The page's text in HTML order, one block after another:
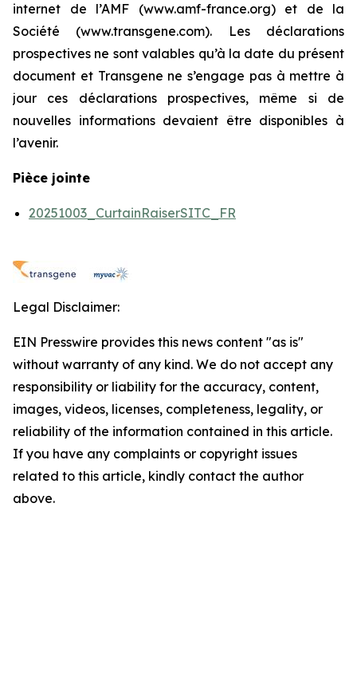
internet de l’AMF (www.amf-france.org) et de la
Société (www.transgene.com). Les déclarations
prospectives ne sont valables qu’à la date du présent
document et Transgene ne s’engage pas à mettre à
jour ces déclarations prospectives, même si de
nouvelles informations devaient être disponibles à
l’avenir.
Pièce jointe
20251003_CurtainRaiserSITC_FR
Legal Disclaimer:
EIN Presswire provides this news content "as is"
without warranty of any kind. We do not accept any
responsibility or liability for the accuracy, content,
images, videos, licenses, completeness, legality, or
reliability of the information contained in this article.
If you have any complaints or copyright issues
related to this article, kindly contact the author
above.